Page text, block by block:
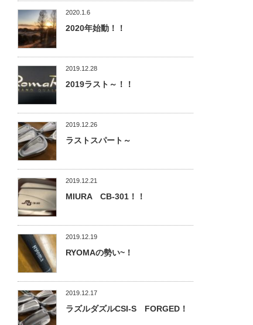
2020.1.6
2020年始動！！
2019.12.28
2019ラスト～！！
2019.12.26
ラストスパート～
2019.12.21
MIURA CB-301！！
2019.12.19
RYOMAの勢い~！
2019.12.17
ラズルダズルCSI-S FORGED！